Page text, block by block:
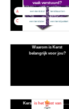
vaak verstuurd?
A een kerststol kerstkaarten
C een kerstster een kerstpakket
Waarom is Kerst
belangrijk voor jou?
Kerst is het feest van . . .